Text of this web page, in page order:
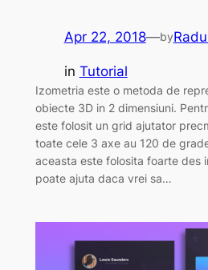
Apr 22, 2018—by
in Tutorial
Izometria este o metoda de
obiecte 3D in 2 dimensiuni.
este folosit un grid ajutator
toate cele 3 axe au 120 de
aceasta este folosita foarte des
poate ajuta daca vrei sa…